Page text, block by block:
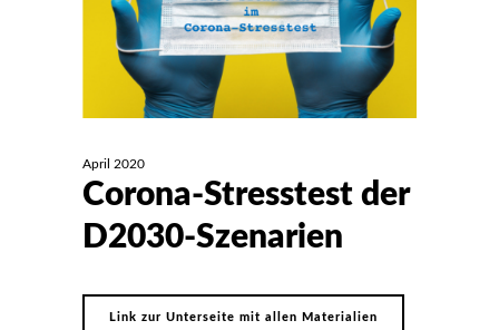
April 2020
Corona-Stresstest der
D2030-Szenarien
Link zur Unterseite mit allen Materialien